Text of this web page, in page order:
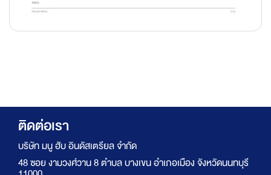
ติดต่อเรา
บริษัท มนู ฮับ อินดัสเตรียล จำกัด
48 ซอย งามวงศ์วาน 8 ตำบล บางเขน อำเภอเมือง จังหวัดนนทบุรี